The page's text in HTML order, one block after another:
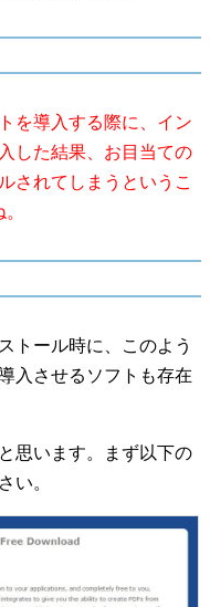
を導入する際に、イン
した結果、お目当ての
されてしまうというこ
トール時に、このよう
入させるソフトも存在
思います。まず以下の
い。